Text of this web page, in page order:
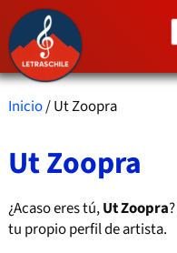
Inicio/ Ut Zoopra
Ut Zoopra
¿Acaso eres tú,Ut Zoopra
tu propio perfil de artista.